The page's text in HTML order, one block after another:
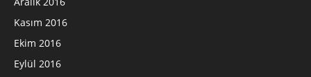
Kasım 2016
Ekim 2016
Eylül 2016